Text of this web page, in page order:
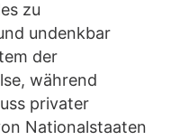
zu
undenkbar
der
während
privater
Nationalstaaten